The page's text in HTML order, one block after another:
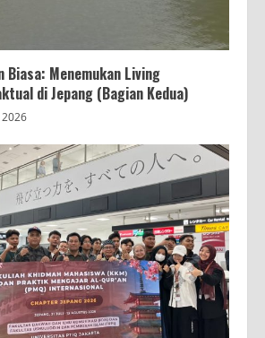
Biasa: Menemukan Living
di Jepang (Bagian Kedua)
2026